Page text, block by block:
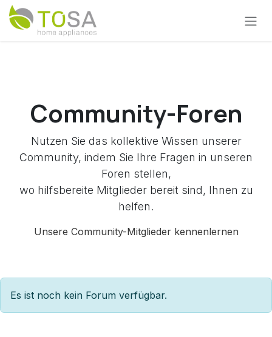
Zum Inhalt springen
Community-Foren
Nutzen Sie das kollektive Wissen unserer
Community, indem Sie Ihre Fragen in unseren
Foren stellen,
wo hilfsbereite Mitglieder bereit sind, Ihnen zu
helfen.
Unsere Community-Mitglieder kennenlernen
Es ist noch kein Forum verfügbar.